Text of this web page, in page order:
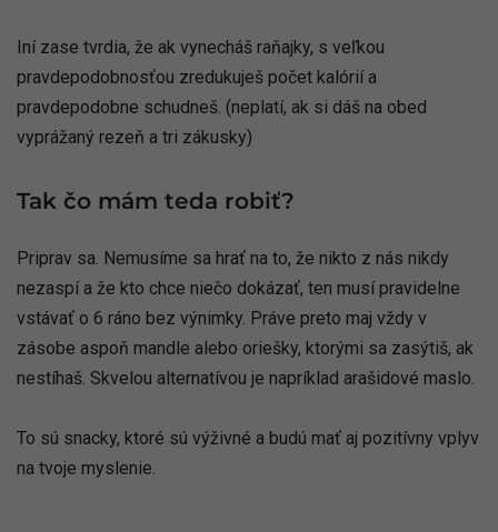
Iní zase tvrdia, že ak vynecháš raňajky, s veľkou
pravdepodobnosťou zredukuješ počet kalórií a
pravdepodobne schudneš. (neplatí, ak si dáš na obed
vyprážaný rezeň a tri zákusky)
Tak čo mám teda robiť?
Priprav sa. Nemusíme sa hrať na to, že nikto z nás nikdy
nezaspí a že kto chce niečo dokázať, ten musí pravidelne
vstávať o 6 ráno bez výnimky. Práve preto maj vždy v
zásobe aspoň mandle alebo oriešky, ktorými sa zasýtiš, ak
nestíhaš. Skvelou alternatívou je napríklad arašidové maslo.
To sú snacky, ktoré sú výživné a budú mať aj pozitívny vplyv
na tvoje myslenie.